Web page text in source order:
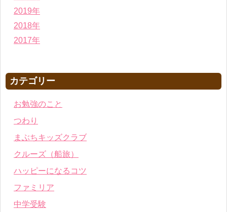
2019年
2018年
2017年
カテゴリー
お勉強のこと
つわり
まぶちキッズクラブ
クルーズ（船旅）
ハッピーになるコツ
ファミリア
中学受験